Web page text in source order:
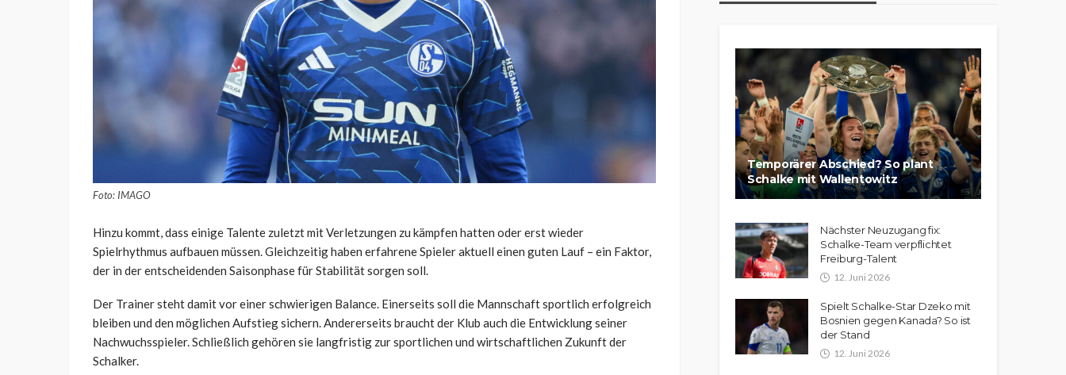
Foto: IMAGO
Hinzu kommt, dass einige Talente zuletzt mit Verletzungen zu kämpfen hatten oder erst wieder
Spielrhythmus aufbauen müssen. Gleichzeitig haben erfahrene Spieler aktuell einen guten Lauf – ein Faktor,
der in der entscheidenden Saisonphase für Stabilität sorgen soll.
Der Trainer steht damit vor einer schwierigen Balance. Einerseits soll die Mannschaft sportlich erfolgreich
bleiben und den möglichen Aufstieg sichern. Andererseits braucht der Klub auch die Entwicklung seiner
Nachwuchsspieler. Schließlich gehören sie langfristig zur sportlichen und wirtschaftlichen Zukunft der
Schalker.
Temporärer Abschied? So plant
Schalke mit Wallentowitz
Nächster Neuzugang fix:
Schalke-Team verpflichtet
Freiburg-Talent
12. Juni 2026
Spielt Schalke-Star Dzeko mit
Bosnien gegen Kanada? So ist
der Stand
12. Juni 2026